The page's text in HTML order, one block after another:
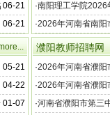
06-21
06-21
·南阳理工学院2026
·2026年河南省南阳
05-21
04-22
01-07
濮阳教师招聘网
·2026年河南省濮阳
·2026年河南省濮阳
聘公告
·河南省濮阳市第三